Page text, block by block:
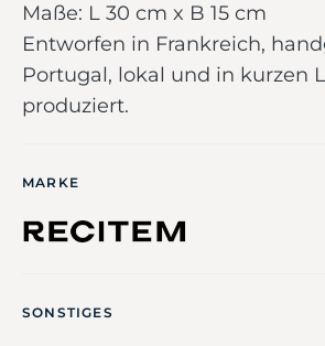
Maße: L 30 cm x B 15 cm
Entworfen in Frankreich,
Portugal, lokal und in kurzen
produziert.
MARKE
SONSTIGES